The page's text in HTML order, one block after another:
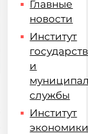
Главные
новости
Институт
и
службы
Институт